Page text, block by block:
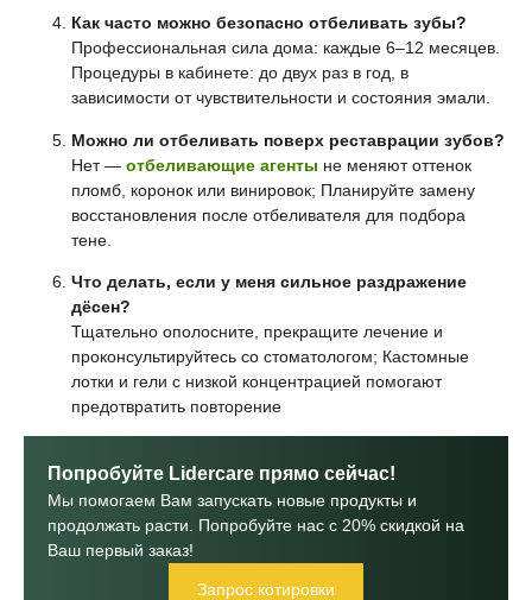
Как часто можно безопасно отбеливать зубы?
Профессиональная сила дома: каждые 6–12 месяцев.
Процедуры в кабинете: до двух раз в год, в
зависимости от чувствительности и состояния эмали.
Можно ли отбеливать поверх реставрации зубов?
Нет — отбеливающие агенты не меняют оттенок
пломб, коронок или винировок; Планируйте замену
восстановления после отбеливателя для подбора
тене.
Что делать, если у меня сильное раздражение
дёсен?
Тщательно ополосните, прекращите лечение и
проконсультируйтесь со стоматологом; Кастомные
лотки и гели с низкой концентрацией помогают
предотвратить повторение
Попробуйте Lidercare прямо сейчас!
Мы помогаем Вам запускать новые продукты и
продолжать расти. Попробуйте нас с 20% скидкой на
Ваш первый заказ!
Запрос котировки